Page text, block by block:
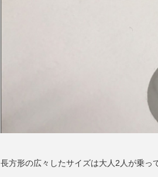
長方形の広々したサイズは大人2人が乗っ